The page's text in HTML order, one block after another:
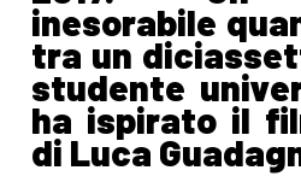
inesorabile
tra un
studente
ha ispirato il
di Luca